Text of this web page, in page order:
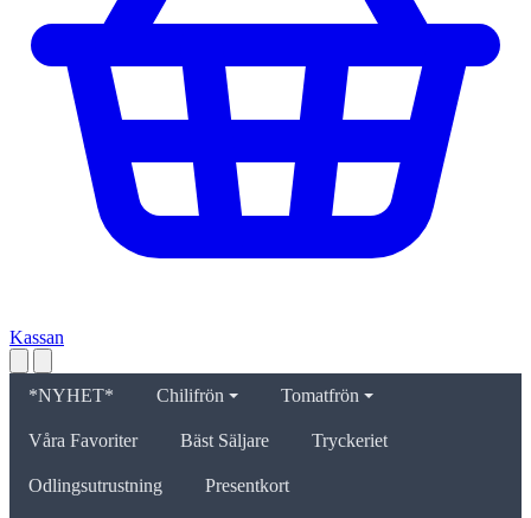
Kassan
*NYHET* Chilifrön Tomatfrön
Våra Favoriter Bäst Säljare Tryckeriet
Odlingsutrustning Presentkort